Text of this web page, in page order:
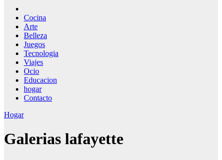
Cocina
Arte
Belleza
Juegos
Tecnologia
Viajes
Ocio
Educacion
hogar
Contacto
Hogar
Galerias lafayette